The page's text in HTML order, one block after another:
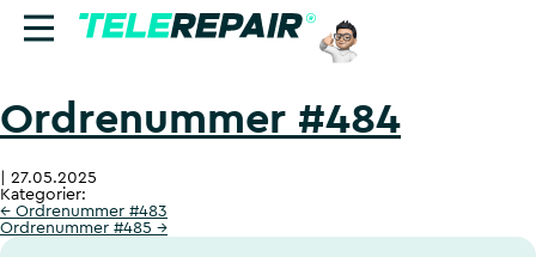
Reparation
Sælg
Find butik
Ordrenummer #484
27.05.2025
Kategorier:
← Ordrenummer #483
Ordrenummer #485 →